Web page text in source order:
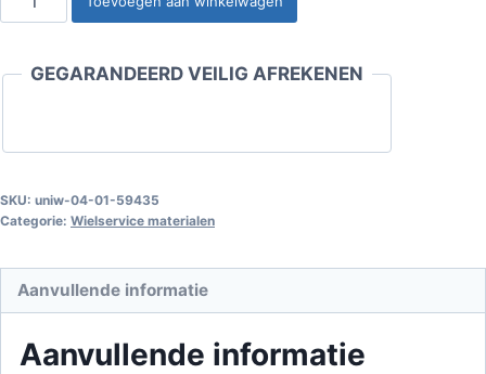
PREMIUM
-
GEGARANDEERD VEILIG AFREKENEN
SKU: uniw-04-01-59435
Categorie: Wielservice materialen
Aanvullende informatie
Aanvullende informatie